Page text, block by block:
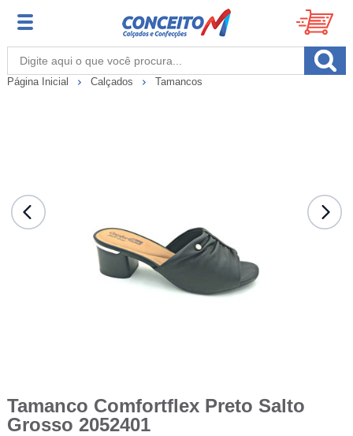
Página Inicial Calçados Tamancos
Tamanco Comfortflex Preto Salto
Grosso 2052401